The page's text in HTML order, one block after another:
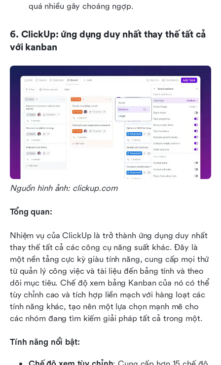
quá nhiều gây choáng ngợp.
6. ClickUp: ứng dụng duy nhất thay thế tất cả
với kanban
Nguồn hình ảnh: clickup.com
Tổng quan:
Nhiệm vụ của ClickUp là trở thành ứng dụng duy nhất
thay thế tất cả các công cụ năng suất khác. Đây là
một nền tảng cực kỳ giàu tính năng, cung cấp mọi thứ
từ quản lý công việc và tài liệu đến bảng tính và theo
dõi mục tiêu. Chế độ xem bảng Kanban của nó có thể
tùy chỉnh cao và tích hợp liền mạch với hàng loạt các
tính năng khác, tạo nên một lựa chọn mạnh mẽ cho
các nhóm đang tìm kiếm giải pháp tất cả trong một.
Tính năng nổi bật: